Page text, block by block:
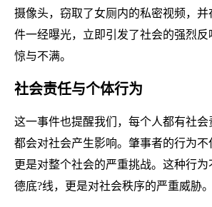
摄像头，窃取了女厕内的私密视频，并
件一经曝光，立即引发了社会的强烈反
惊与不满。
社会责任与个体行为
这一事件也提醒我们，每个人都有社
都会对社会产生影响。肇事者的行为不
更是对整个社会的严重挑战。这种行
德底?线，更是对社会秩序的严重威胁。